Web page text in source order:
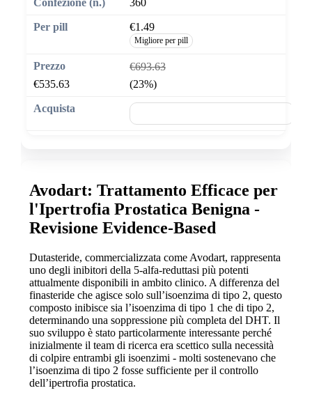
€1.49
Migliore per pill
€693.63
€535.63
(23%)
Avodart: Trattamento Efficace per
l'Ipertrofia Prostatica Benigna -
Revisione Evidence-Based
Dutasteride, commercializzata come Avodart, rappresenta
uno degli inibitori della 5-alfa-reduttasi più potenti
attualmente disponibili in ambito clinico. A differenza del
finasteride che agisce solo sull’isoenzima di tipo 2, questo
composto inibisce sia l’isoenzima di tipo 1 che di tipo 2,
determinando una soppressione più completa del DHT. Il
suo sviluppo è stato particolarmente interessante perché
inizialmente il team di ricerca era scettico sulla necessità
di colpire entrambi gli isoenzimi - molti sostenevano che
l’isoenzima di tipo 2 fosse sufficiente per il controllo
dell’ipertrofia prostatica.